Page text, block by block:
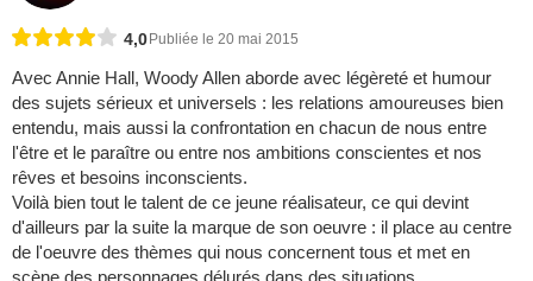
4,0 Publiée le 20 mai 2015
Avec Annie Hall, Woody Allen aborde avec légèreté et humour
des sujets sérieux et universels : les relations amoureuses bien
entendu, mais aussi la confrontation en chacun de nous entre
l'être et le paraître ou entre nos ambitions conscientes et nos
rêves et besoins inconscients.
Voilà bien tout le talent de ce jeune réalisateur, ce qui devint
d'ailleurs par la suite la marque de son oeuvre : il place au centre
de l'oeuvre des thèmes qui nous concernent tous et met en